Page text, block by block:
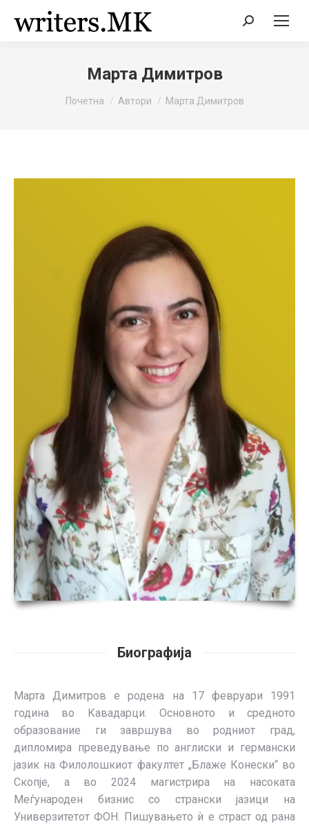
Search:
Марта Димитров
You are here:
Почетна Автори Марта Димитров
Биографија
Марта Димитров е родена на 17 февруари 1991
година во Кавадарци. Основното и средното
образование ги завршува во родниот град,
дипломира преведување по англиски и германски
јазик на Филолошкиот факултет „Блаже Конески“ во
Скопје, а во 2024 магистрира на насоката
Меѓународен бизнис со странски јазици на
Универзитетот ФОН. Пишувањето ѝ е страст од рана